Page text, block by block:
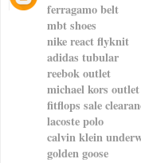
ferragamo belt
mbt shoes
nike react flyknit
adidas tubular
reebok outlet
michael kors outlet
fitflops sale
lacoste polo
calvin klein
golden goose